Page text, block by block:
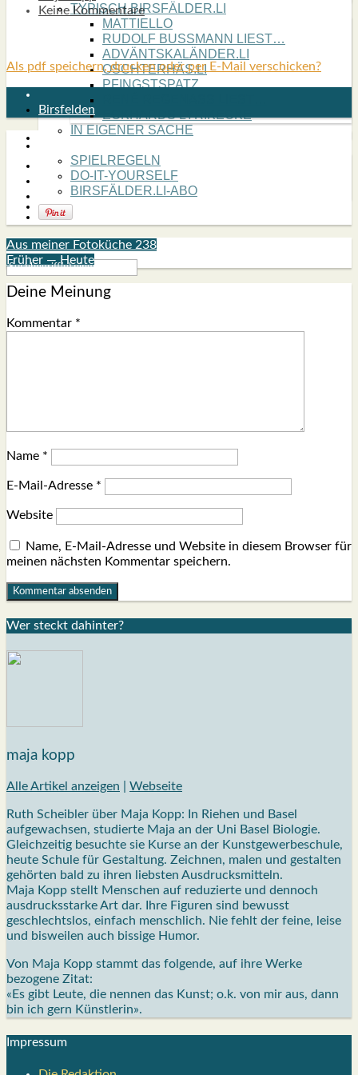
TYPISCH BIRSFÄLDER.LI
MATTIELLO
RUDOLF BUSS­MANN LIEST…
ADVÄNTSKALÄNDER.LI
OSCHTERHÄS.LI
PFINGST­SPATZ
ECK­HARDS LYRIK­ECKE
IN EIGE­NER SACHE
SPIEL­RE­GELN
DO-IT-YOUR­S­ELF
BIRSFÄLDER.LI-ABO
SHOUT­BOX
Keine Kommentare
Als pdf speichern, drucken oder per E-Mail verschicken?
Birsfelden
Aus meiner Fotoküche 238
Früher — Heute
Deine Meinung
Kommentar *
Name *
E-Mail-Adresse *
Website
Name, E-Mail-Adresse und Website in diesem Browser für
meinen nächsten Kommentar speichern.
Wer steckt dahin­ter?
maja kopp
Alle Artikel anzeigen Webseite
Ruth Scheibler über Maja Kopp: In Riehen und Basel
aufgewachsen, studierte Maja an der Uni Basel Biologie.
Gleichzeitig besuchte sie Kurse an der Kunstgewerbeschule,
heute Schule für Gestaltung. Zeichnen, malen und gestalten
gehörten bald zu ihren liebsten Ausdrucksmitteln.
Maja Kopp stellt Menschen auf reduzierte und dennoch
ausdrucksstarke Art dar. Ihre Figuren sind bewusst
geschlechtslos, einfach menschlich. Nie fehlt der feine, leise
und bisweilen auch bissige Humor.
Von Maja Kopp stammt das folgende, auf ihre Werke
bezogene Zitat:
«Es gibt Leute, die nennen das Kunst; o.k. von mir aus, dann
bin ich gern Künstlerin».
Impres­sum